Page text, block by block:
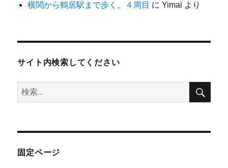
横関から鶴居駅まで歩く。４周目 にYimai より
サイト内検索してください
検
索:
検
固定ページ